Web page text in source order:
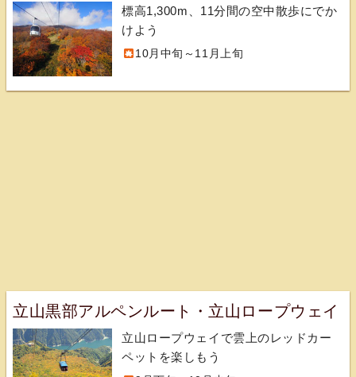
標高1,300m、11分間の空中散歩にでか
けよう
10月中旬～11月上旬
立山黒部アルペンルート・立山ロープウェイ
立山ロープウェイで雲上のレッドカー
ペットを楽しもう